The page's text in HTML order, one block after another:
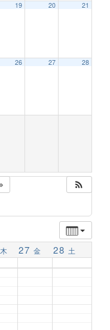
19 20 21
26 27 28
木 27 金 28 土